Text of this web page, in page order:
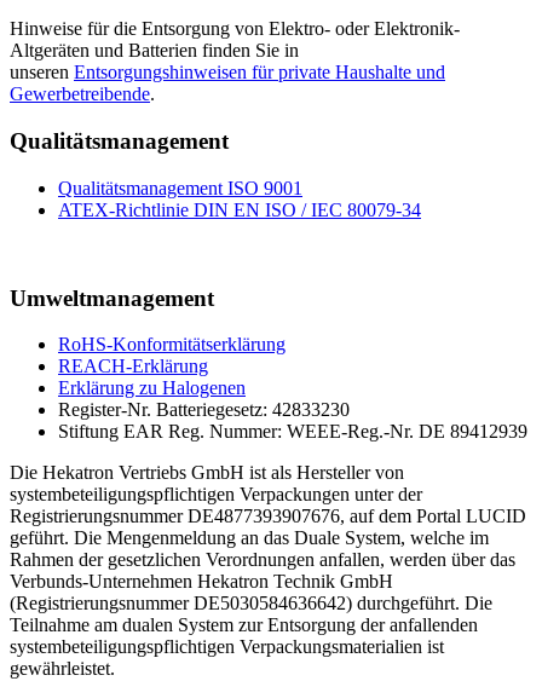
Hinweise für die Entsorgung von Elektro- oder Elektronik-
Altgeräten und Batterien finden Sie in
unseren Entsorgungshinweisen für private Haushalte und
Gewerbetreibende.
Qualitätsmanagement
Qualitätsmanagement ISO 9001
ATEX-Richtlinie DIN EN ISO / IEC 80079-34
Umweltmanagement
RoHS-Konformitätserklärung
REACH-Erklärung
Erklärung zu Halogenen
Register-Nr. Batteriegesetz: 42833230
Stiftung EAR Reg. Nummer: WEEE-Reg.-Nr. DE 89412939
Die Hekatron Vertriebs GmbH ist als Hersteller von
systembeteiligungspflichtigen Verpackungen unter der
Registrierungsnummer DE4877393907676, auf dem Portal LUCID
geführt. Die Mengenmeldung an das Duale System, welche im
Rahmen der gesetzlichen Verordnungen anfallen, werden über das
Verbunds-Unternehmen Hekatron Technik GmbH
(Registrierungsnummer DE5030584636642) durchgeführt. Die
Teilnahme am dualen System zur Entsorgung der anfallenden
systembeteiligungspflichtigen Verpackungsmaterialien ist
gewährleistet.